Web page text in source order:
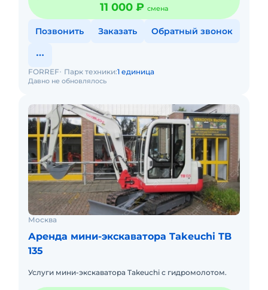
11 000 ₽ смена
Позвонить Заказать Обратный звонок
Давно не обновлялось
FORREF Парк техники:1 единица
Москва
Аренда мини-экскаватора Takeuchi TB
135
Услуги мини-экскаватора Takeuchi с гидромолотом.